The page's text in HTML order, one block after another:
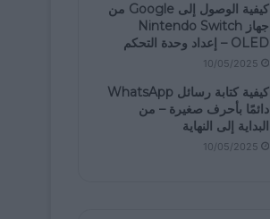
كيفية الوصول إلى Google من
جهاز Nintendo Switch
OLED – إعداد وحدة التحكم
10/05/2025
كيفية كتابة رسائل WhatsApp
دائمًا بأحرف صغيرة – من
البداية إلى النهاية
10/05/2025